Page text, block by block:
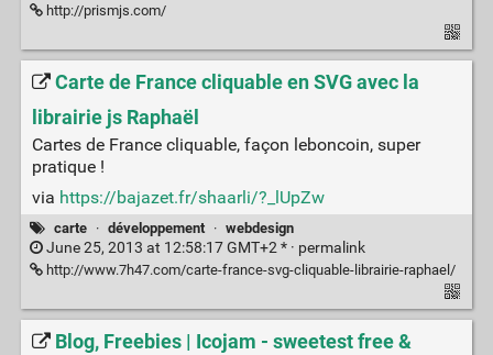
http://prismjs.com/
Carte de France cliquable en SVG avec la
librairie js Raphaël
Cartes de France cliquable, façon leboncoin, super
pratique !
via https://bajazet.fr/shaarli/?_lUpZw
carte · développement · webdesign
June 25, 2013 at 12:58:17 GMT+2 * · permalink
http://www.7h47.com/carte-france-svg-cliquable-librairie-raphael/
Blog, Freebies | Icojam - sweetest free &